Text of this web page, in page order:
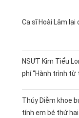
Ca sĩ Hoài Lâm lại
NSƯT Kim Tiểu
phí “Hành trình từ
Thúy Diễm khoe
tính em bé thứ hai